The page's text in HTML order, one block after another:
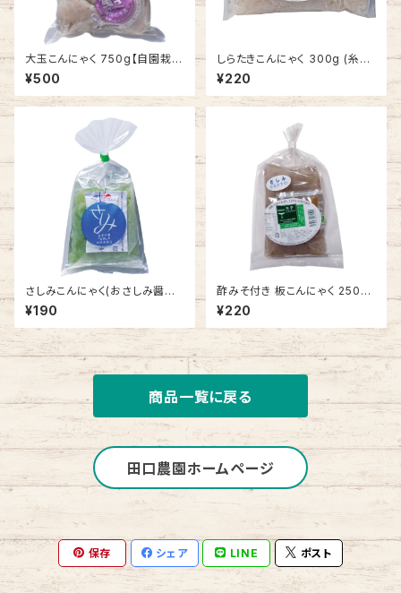
大玉こんにゃく 750g【自園栽
培 生芋こんにゃく】
¥500
しらたきこんにゃく 300g (糸こ
んにゃく)【自園栽培 生芋こん
にゃく】
¥220
さしみこんにゃく(おさしみ醤油
付き) 150g【自園栽培 生芋こ
んにゃく】
¥190
酢みそ付き 板こんにゃく 250g
【自園栽培 生芋こんにゃく】
¥220
商品一覧に戻る
田口農園ホームページ
保存 シェア LINE ポスト